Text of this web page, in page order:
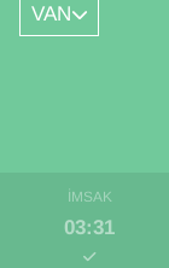
VAN
İMSAK
03:31